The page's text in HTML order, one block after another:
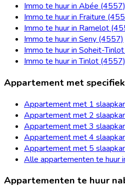
Immo te huur in Abée (4557)
Immo te huur in Fraiture
Immo te huur in Ramelot
Immo te huur in Seny (4557)
Immo te huur in Soheit-
Immo te huur in Tinlot (4557)
Appartement met
Appartement met 1
Appartement met 2
Appartement met 3
Appartement met 4
Appartement met 5
Alle appartementen te huur
Appartementen te huur